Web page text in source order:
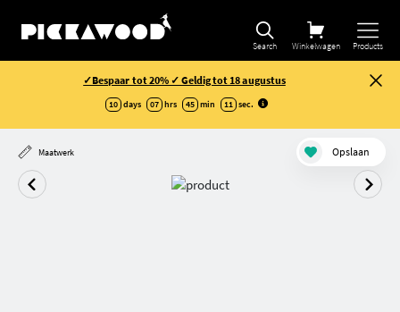
Search Winkelwagen Products
✓Bespaar tot 20% ✓ Geldig tot 18 augustus
10 days 07 hrs 45 min 10 sec.
Maatwerk Opslaan
Selectie verfijnen